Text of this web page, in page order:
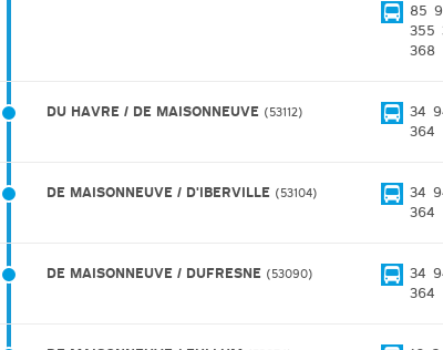
85
355
368
DU HAVRE / DE MAISONNEUVE 53112 34
364
DE MAISONNEUVE / D'IBERVILLE 53104 34
364
DE MAISONNEUVE / DUFRESNE 53090 34
364